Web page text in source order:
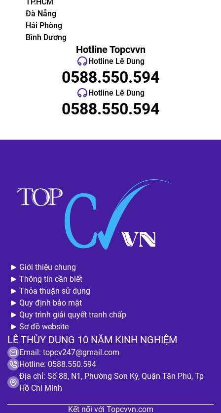
Đà Nẵng
Hải Phòng
Bình Dương
Hotline Topcvvn
Hotline Lê Dung
0588.550.594
Hotline Lê Dung
0588.550.594
Giới thiệu chung
Thông tin cần biết
Thỏa thuận sử dụng
Quy định bảo mật
Quy trình giải quyết tranh chấp
Sơ đồ website
LÊ THÙY DUNG 10 NĂM KINH NGHIỆM
Email: topcv247@gmail.com
Hotline: 0588.550.594
Địa chỉ: Số 88, N1, Phường Sơn Kỳ, Quận Tân Phú, Tp
Hồ Chí Minh
Kết nối với Topcvvn.com